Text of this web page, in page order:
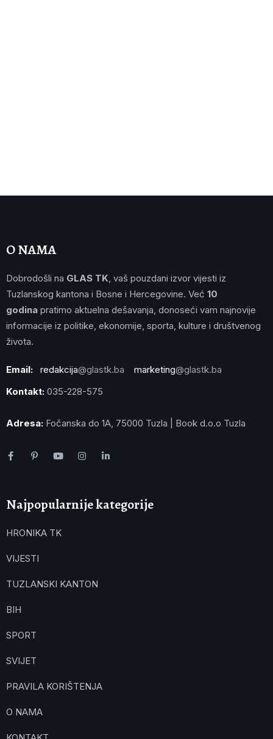
O NAMA
Dobrodošli na GLAS TK, vaš pouzdani izvor vijesti iz
Tuzlanskog kantona i Bosne i Hercegovine. Već 10
godina pratimo aktuelna dešavanja, donoseći vam najnovije
informacije iz politike, ekonomije, sporta, kulture i društvenog
života.
Email: redakcija@glastk.ba marketing@glastk.ba
Kontakt: 035-228-575
Adresa: Fočanska do 1A, 75000 Tuzla | Book d.o.o Tuzla
Najpopularnije kategorije
HRONIKA TK
VIJESTI
TUZLANSKI KANTON
BIH
SPORT
SVIJET
PRAVILA KORIŠTENJA
O NAMA